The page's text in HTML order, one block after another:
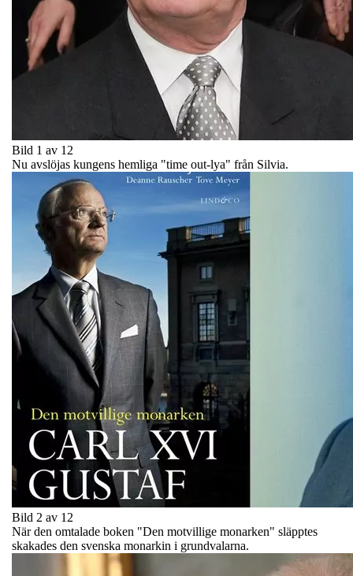
Bild 1 av 12
Nu avslöjas kungens hemliga "time out-lya" från Silvia.
Bild 2 av 12
När den omtalade boken "Den motvillige monarken" släpptes
skakades den svenska monarkin i grundvalarna.